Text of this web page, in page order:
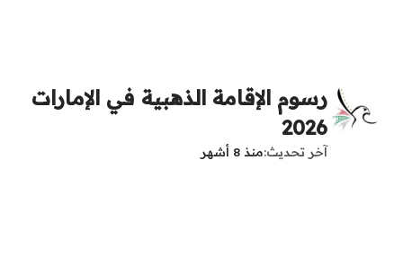
رسوم الإقامة الذهبية في الإمارات
2026
آخر تحديث منذ 8 أشهر